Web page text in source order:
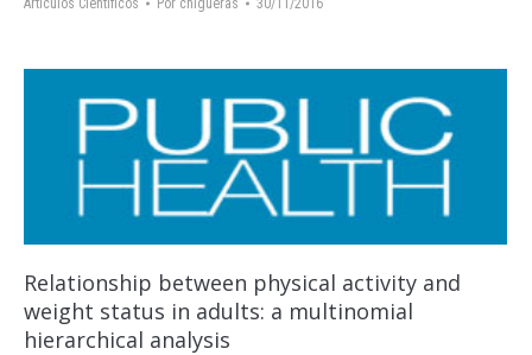
Artículos Científicos Por chigueras 30/11/2016
Relationship between physical activity and
weight status in adults: a multinomial
hierarchical analysis